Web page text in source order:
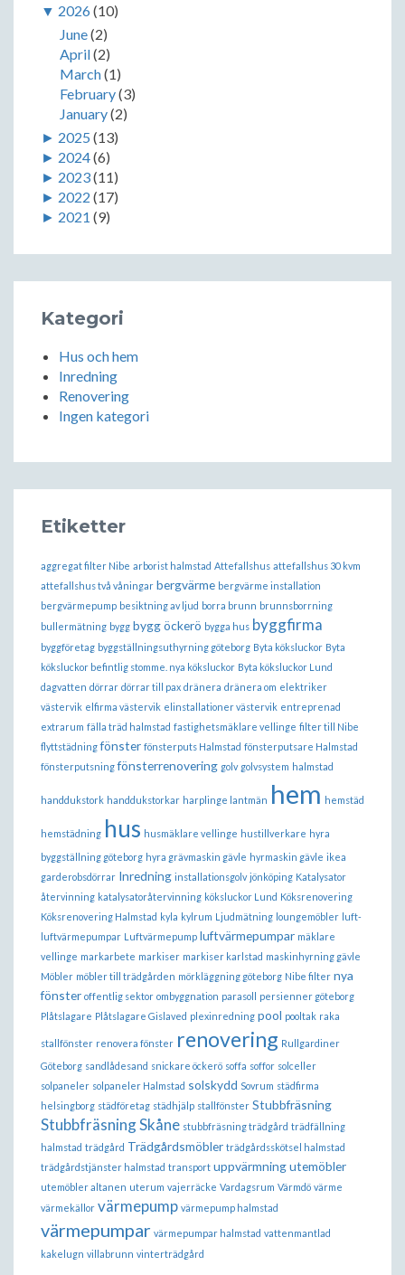
▼ 2026(10)
June(2)
April(2)
March(1)
February(3)
January(2)
► 2025 (13)
► 2024(6)
► 2023(11)
► 2022 (17)
► 2021 (9)
Kategori
Hus och hem
Inredning
Renovering
Ingen kategori
Etiketter
aggregat filter Nibe arborist halmstad Attefallshus attefallshus 30 kvm
attefallshus två våningar bergvärme bergvärme installation
bergvärmepump besiktning av ljud borra brunn brunnsborrning
bullermätning bygg bygg öckerö bygga hus byggfirma
byggföretag byggställningsuthyrning göteborg Byta köksluckor Byta
köksluckor befintlig stomme. nya köksluckor Byta köksluckor Lund
dagvatten dörrar dörrar till pax dränera dränera om elektriker
västervik elfirma västervik elinstallationer västervik entreprenad
extrarum fälla träd halmstad fastighetsmäklare vellinge filter till Nibe
flyttstädning fönster fönsterputs Halmstad fönsterputsare Halmstad
fönsterputsning fönsterrenovering golv golvsystem halmstad
handdukstork handdukstorkar harplinge lantmän hem hemstäd
hemstädning hus husmäklare vellinge hustillverkare hyra
byggställning göteborg hyra grävmaskin gävle hyrmaskin gävle ikea
garderobsdörrar Inredning installationsgolv jönköping Katalysator
återvinning katalysatoråtervinning köksluckor Lund Köksrenovering
Köksrenovering Halmstad kyla kylrum Ljudmätning loungemöbler luft-
luftvärmepumpar Luftvärmepump luftvärmepumpar mäklare
vellinge markarbete markiser markiser karlstad maskinhyrning gävle
Möbler möbler till trädgården mörkläggning göteborg Nibe filter nya
fönster offentlig sektor ombyggnation parasoll persienner göteborg
Plåtslagare Plåtslagare Gislaved plexinredning pool pooltak raka
stallfönster renovera fönster renovering Rullgardiner
Göteborg sandlådesand snickare öckerö soffa soffor solceller
solpaneler solpaneler Halmstad solskydd Sovrum städfirma
helsingborg städföretag städhjälp stallfönster Stubbfräsning
Stubbfräsning Skåne stubbfräsning trädgård trädfällning
halmstad trädgård Trädgårdsmöbler trädgårdsskötsel halmstad
trädgårdstjänster halmstad transport uppvärmningutemöbler
utemöbler altanen uterum vajerräcke Vardagsrum Värmdö värme
värmekällor värmepump värmepump halmstad
värmepumpar värmepumpar halmstad vattenmantlad
kakelugn villabrunn vinterträdgård